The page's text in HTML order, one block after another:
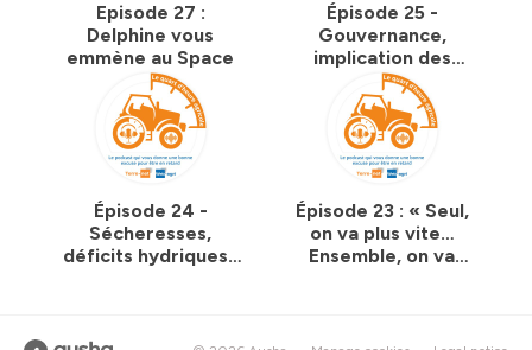
Episode 27 :
Delphine vous
emmène au Space
Épisode 25 -
Gouvernance,
implication des
jeunes, des
femmes... Les
coopératives
agricoles en quête
de renouveau
Épisode 24 -
Sécheresses,
déficits hydriques :
Épisode 23 : « Seul,
on va plus vite…
Ensemble, on va